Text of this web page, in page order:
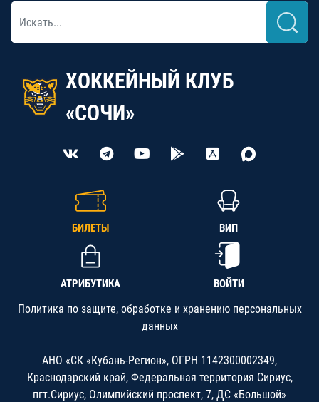
ХОККЕЙНЫЙ КЛУБ
«СОЧИ»
БИЛЕТЫ ВИП
АТРИБУТИКА ВОЙТИ
Политика по защите, обработке и хранению персональных
данных
АНО «СК «Кубань-Регион», ОГРН 1142300002349,
Краснодарский край, Федеральная территория Сириус,
пгт.Сириус, Олимпийский проспект, 7, ДС «Большой»